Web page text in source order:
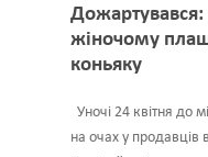
жіночому
коньяку
Уночі 24 квітня до
на очах у продавців